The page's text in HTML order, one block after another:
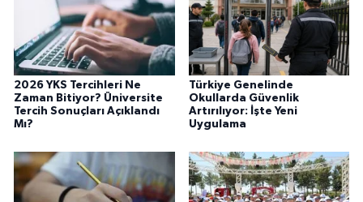
2026 YKS Tercihleri Ne
Zaman Bitiyor? Üniversite
Tercih Sonuçları Açıklandı
Mı?
Türkiye Genelinde
Okullarda Güvenlik
Artırılıyor: İşte Yeni
Uygulama